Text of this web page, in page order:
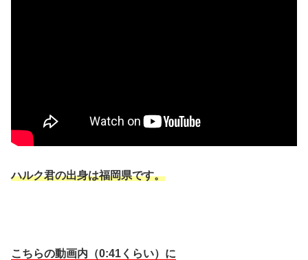
ハルク君の出身は福岡県です。
こちらの動画内（0:41くらい）に